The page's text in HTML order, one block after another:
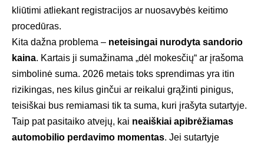
kliūtimi atliekant registracijos ar nuosavybės keitimo
procedūras.
Kita dažna problema – neteisingai nurodyta sandorio
kaina. Kartais ji sumažinama „dėl mokesčių“ ar įrašoma
simbolinė suma. 2026 metais toks sprendimas yra itin
rizikingas, nes kilus ginčui ar reikalui grąžinti pinigus,
teisiškai bus remiamasi tik ta suma, kuri įrašyta sutartyje.
Taip pat pasitaiko atvejų, kai neaiškiai apibrėžiamas
automobilio perdavimo momentas. Jei sutartyje